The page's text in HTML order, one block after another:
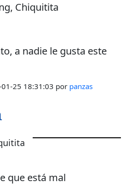
Chiquitita
a nadie le gusta este
25 18:31:03 por panzas
que está mal